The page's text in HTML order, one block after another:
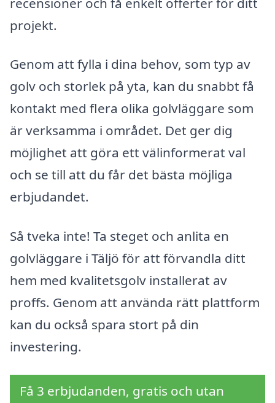
projekt.
Genom att fylla i dina behov, som typ av
golv och storlek på yta, kan du snabbt få
kontakt med flera olika golvläggare som
är verksamma i området. Det ger dig
möjlighet att göra ett välinformerat val
och se till att du får det bästa möjliga
erbjudandet.
Så tveka inte! Ta steget och anlita en
golvläggare i Täljö för att förvandla ditt
hem med kvalitetsgolv installerat av
proffs. Genom att använda rätt plattform
kan du också spara stort på din
investering.
Få 3 erbjudanden, gratis och utan